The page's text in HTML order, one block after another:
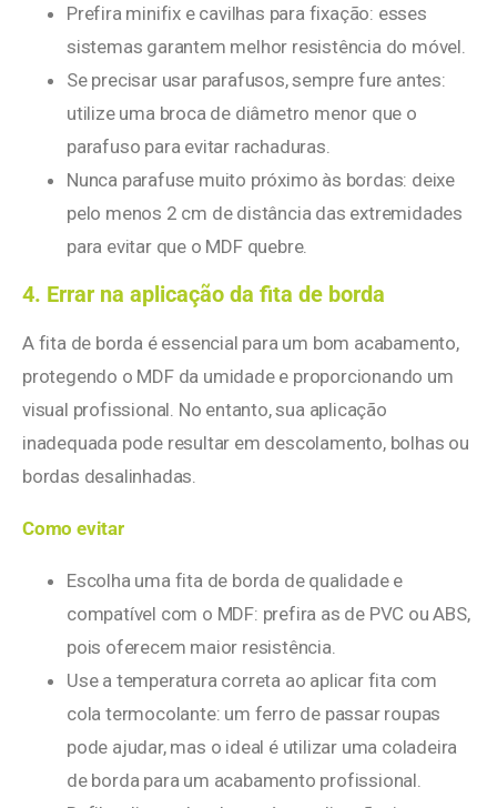
Prefira minifix e cavilhas para fixação: esses
sistemas garantem melhor resistência do móvel.
Se precisar usar parafusos, sempre fure antes:
utilize uma broca de diâmetro menor que o
parafuso para evitar rachaduras.
Nunca parafuse muito próximo às bordas: deixe
pelo menos 2 cm de distância das extremidades
para evitar que o MDF quebre.
4. Errar na aplicação da fita de borda
A fita de borda é essencial para um bom acabamento,
protegendo o MDF da umidade e proporcionando um
visual profissional. No entanto, sua aplicação
inadequada pode resultar em descolamento, bolhas ou
bordas desalinhadas.
Como evitar
Escolha uma fita de borda de qualidade e
compatível com o MDF: prefira as de PVC ou ABS,
pois oferecem maior resistência.
Use a temperatura correta ao aplicar fita com
cola termocolante: um ferro de passar roupas
pode ajudar, mas o ideal é utilizar uma coladeira
de borda para um acabamento profissional.